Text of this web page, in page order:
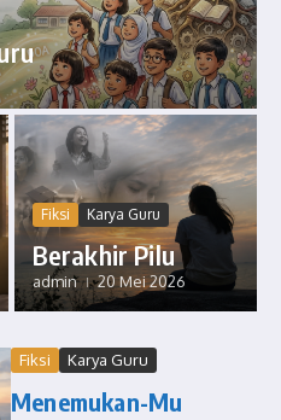
Fiksi Karya Guru
Berakhir Pilu
admin 20 Mei 2026
Fiksi Karya Guru
Menemukan-Mu